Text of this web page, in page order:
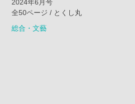
2024年6月号
全50ページ / とくし丸
総合・文藝